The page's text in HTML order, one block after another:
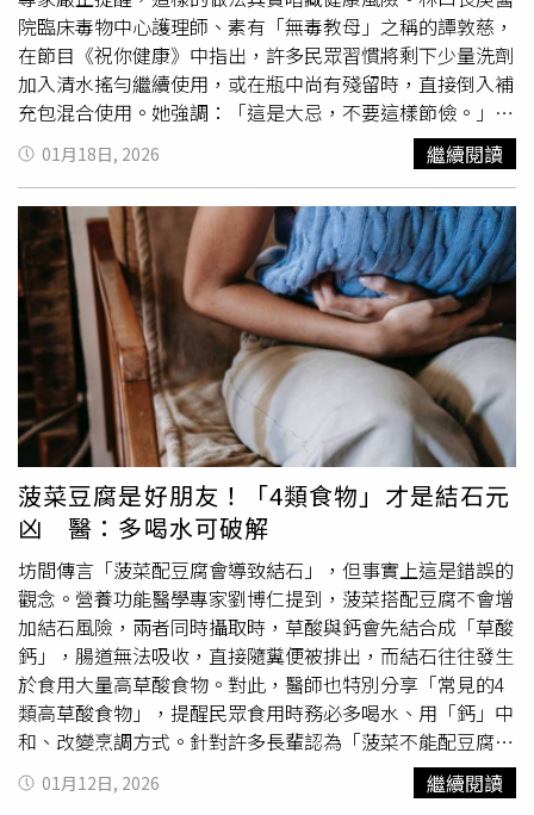
院臨床毒物中心護理師、素有「無毒教母」之稱的譚敦慈，
在節目《祝你健康》中指出，許多民眾習慣將剩下少量洗劑
加入清水搖勻繼續使用，或在瓶中尚有殘留時，直接倒入補
充包混合使用。她強調：「這是大忌，不要這樣節儉。」譚
敦慈引用衛福部過去的檢驗結果指出，加水後的清潔用品
中，細菌數量明顯偏高，若真的擠不出來，建議直接丟棄會
比較安全。她進一步提醒，若要使用補充包，必須先將原本
的瓶器徹底清洗乾淨並晾乾，甚至可使用少量酒精消毒，倒
掉後再加入新液體。因為若殘留舊品或瓶內潮濕，將容易滋
生細菌，造成污染。「勤儉是美德，但更重要的是確保使用
的產品安全無虞。」皮膚科醫師蔡逸姍亦曾在個人粉專發文
分析，自來水並非完全無菌，直接加進清潔劑中，不僅可能
引入細菌，原有的防腐劑也會因此被稀釋，導致防腐效果降
低，增加產品腐敗與洗淨力下降的風險。蔡逸姍建議，當產
品幾乎見底、無法擠出時，可加入少量清水讓殘餘液體充分
流出並一次用完；若想更謹慎，應使用煮沸放涼的水較為安
全。此外，新光醫院家醫科醫師柳朋馳也建議，如需稀釋使
用，可將少量洗劑分裝至另一個乾淨空瓶，再加入冷開水稀
釋，並於短期內使用完畢。切記千萬不要直接往原瓶中加
水，否則整瓶產品可能因變質發臭而報廢，反而得不償失。
01月18日, 2026 繼續閱讀
菠菜豆腐是好朋友！「4類食物」才是結石元
凶 醫：多喝水可破解
坊間傳言「菠菜配豆腐會導致結石」，但事實上這是錯誤的
觀念。營養功能醫學專家劉博仁提到，菠菜搭配豆腐不會增
加結石風險，兩者同時攝取時，草酸與鈣會先結合成「草酸
鈣」，腸道無法吸收，直接隨糞便被排出，而結石往往發生
於食用大量高草酸食物。對此，醫師也特別分享「常見的4
類高草酸食物」，提醒民眾食用時務必多喝水、用「鈣」中
和、改變烹調方式。針對許多長輩認為「菠菜不能配豆腐
吃，會長結石」，劉博仁在臉書粉專直言「這是一個流傳已
久的迷思！」並表示「豆腐」富含鈣與「菠菜」含草酸一起
01月12日, 2026 繼續閱讀